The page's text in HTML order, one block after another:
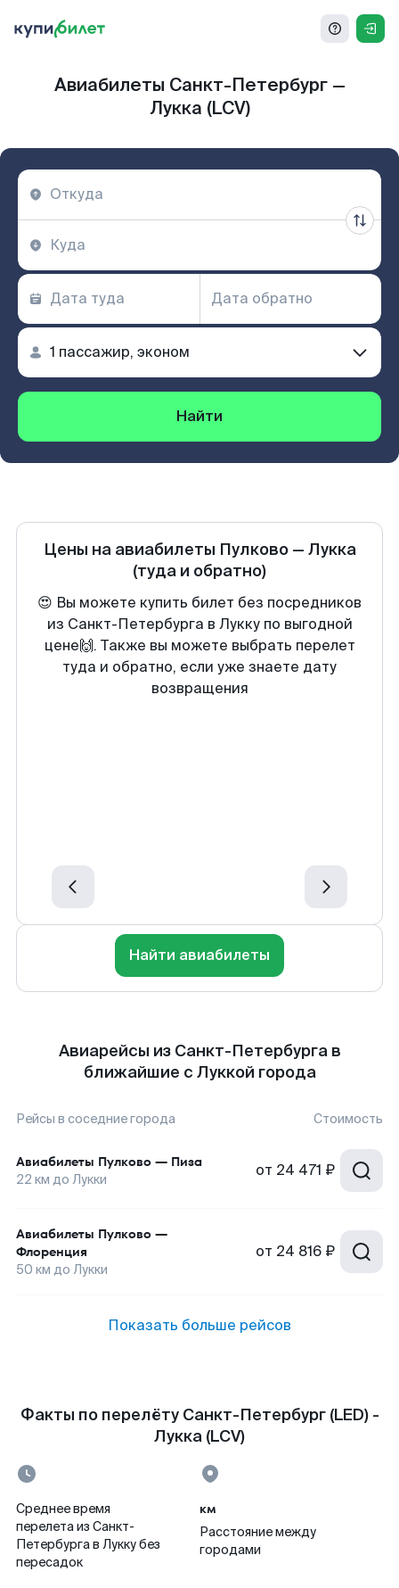
Авиабилеты Санкт-Петербург —
Лукка (LCV)
Найти
Цены на авиабилеты Пулково— Лукка
(туда и обратно)
😍 Вы можете купить билет без посредников
из Санкт-Петербурга в Лукку по выгодной
цене🙌. Также вы можете выбрать перелет
туда и обратно, если уже знаете дату
возвращения
Найти авиабилеты
Авиарейсы из Санкт-Петербурга в
ближайшие с Луккой города
Рейсы в соседние города Стоимость
Авиабилеты Пулково — Пиза
22 км до Лукки от 24 471 ₽
Авиабилеты Пулково —
Флоренция
50 км до Лукки
от 24 816 ₽
Показать больше рейсов
Факты по перелёту Санкт-Петербург (LED) -
Лукка (LCV)
Среднее время
перелета из Санкт-
Петербурга в Лукку без
пересадок
км
Расстояние между
городами